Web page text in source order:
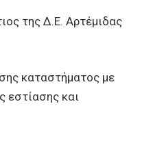
της Δ.Ε. Αρτέμιδας
καταστήματος με
εστίασης και